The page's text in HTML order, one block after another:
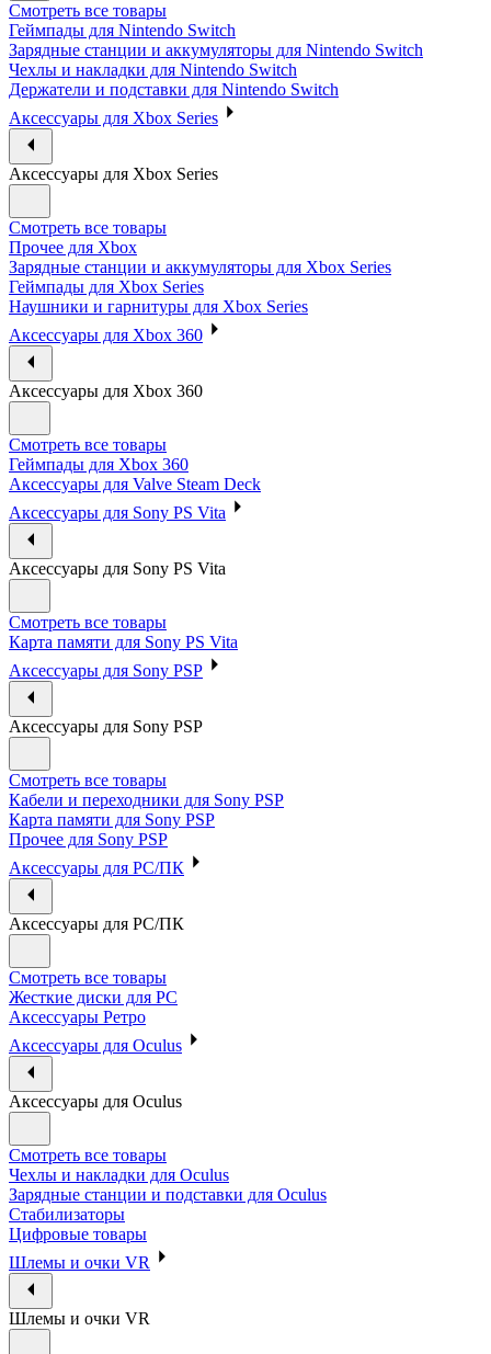
Смотреть все товары
Геймпады для Nintendo Switch
Зарядные станции и аккумуляторы для Nintendo Switch
Чехлы и накладки для Nintendo Switch
Держатели и подставки для Nintendo Switch
Аксессуары для Xbox Series
Аксессуары для Xbox Series
Смотреть все товары
Прочее для Xbox
Зарядные станции и аккумуляторы для Xbox Series
Геймпады для Xbox Series
Наушники и гарнитуры для Xbox Series
Аксессуары для Xbox 360
Аксессуары для Xbox 360
Смотреть все товары
Геймпады для Xbox 360
Аксессуары для Valve Steam Deck
Аксессуары для Sony PS Vita
Аксессуары для Sony PS Vita
Смотреть все товары
Карта памяти для Sony PS Vita
Аксессуары для Sony PSP
Аксессуары для Sony PSP
Смотреть все товары
Кабели и переходники для Sony PSP
Карта памяти для Sony PSP
Прочее для Sony PSP
Аксессуары для PC/ПК
Аксессуары для PC/ПК
Смотреть все товары
Жесткие диски для PC
Аксессуары Ретро
Аксессуары для Oculus
Аксессуары для Oculus
Смотреть все товары
Чехлы и накладки для Oculus
Зарядные станции и подставки для Oculus
Стабилизаторы
Цифровые товары
Шлемы и очки VR
Шлемы и очки VR